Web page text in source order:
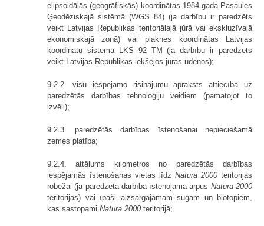
elipsoidālās (ģeogrāfiskās) koordinātas 1984.gada Pasaules
Ģeodēziskajā sistēmā (WGS 84) (ja darbību ir paredzēts
veikt Latvijas Republikas teritoriālajā jūrā vai ekskluzīvajā
ekonomiskajā zonā) vai plaknes koordinātas Latvijas
koordinātu sistēmā LKS 92 TM (ja darbību ir paredzēts
veikt Latvijas Republikas iekšējos jūras ūdeņos);
9.2.2. visu iespējamo risinājumu apraksts attiecībā uz
paredzētās darbības tehnoloģiju veidiem (pamatojot to
izvēli);
9.2.3. paredzētās darbības īstenošanai nepieciešamā
zemes platība;
9.2.4. attālums kilometros no paredzētās darbības
iespējamās īstenošanas vietas līdz Natura 2000 teritorijas
robežai (ja paredzētā darbība īstenojama ārpus Natura 2000
teritorijas) vai īpaši aizsargājamām sugām un biotopiem,
kas sastopami Natura 2000 teritorijā;